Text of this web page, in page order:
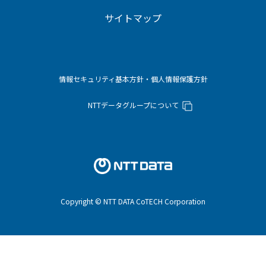
サイトマップ
情報セキュリティ基本方針・個人情報保護方針
NTTデータグループについて
Copyright © NTT DATA CoTECH Corporation